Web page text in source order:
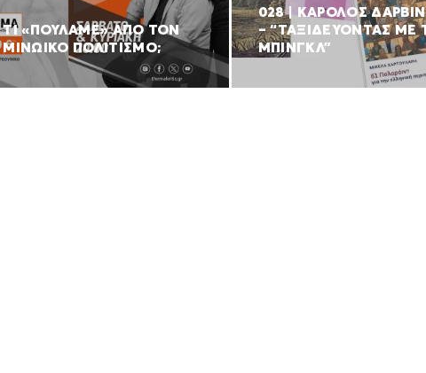
ΤΙ «ΠΟΥΛΑΜΕ» ΑΠΟ ΤΟΝ
ΜΙΝΩΙΚΟ ΠΟΛΙΤΙΣΜΟ;
028 | ΚΑΡΟΛΟΣ
– “ΤΑΞΙΔΕΥΟΝΤΑΣ ΜΕ
ΜΠΙΝΓΚΛ”